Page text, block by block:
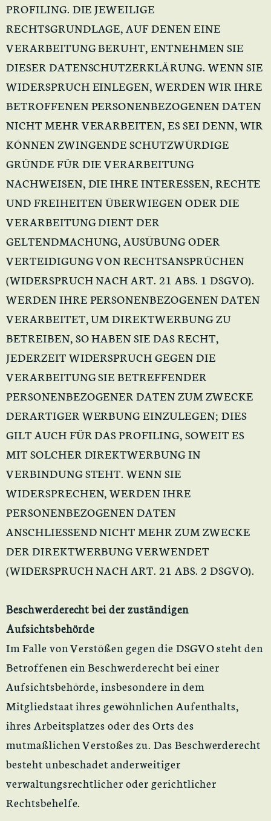
PROFILING. DIE JEWEILIGE
RECHTSGRUNDLAGE, AUF DENEN EINE
VERARBEITUNG BERUHT, ENTNEHMEN SIE
DIESER DATENSCHUTZERKLÄRUNG. WENN SIE
WIDERSPRUCH EINLEGEN, WERDEN WIR IHRE
BETROFFENEN PERSONENBEZOGENEN DATEN
NICHT MEHR VERARBEITEN, ES SEI DENN, WIR
KÖNNEN ZWINGENDE SCHUTZWÜRDIGE
GRÜNDE FÜR DIE VERARBEITUNG
NACHWEISEN, DIE IHRE INTERESSEN, RECHTE
UND FREIHEITEN ÜBERWIEGEN ODER DIE
VERARBEITUNG DIENT DER
GELTENDMACHUNG, AUSÜBUNG ODER
VERTEIDIGUNG VON RECHTSANSPRÜCHEN
(WIDERSPRUCH NACH ART. 21 ABS. 1 DSGVO).
WERDEN IHRE PERSONENBEZOGENEN DATEN
VERARBEITET, UM DIREKTWERBUNG ZU
BETREIBEN, SO HABEN SIE DAS RECHT,
JEDERZEIT WIDERSPRUCH GEGEN DIE
VERARBEITUNG SIE BETREFFENDER
PERSONENBEZOGENER DATEN ZUM ZWECKE
DERARTIGER WERBUNG EINZULEGEN; DIES
GILT AUCH FÜR DAS PROFILING, SOWEIT ES
MIT SOLCHER DIREKTWERBUNG IN
VERBINDUNG STEHT. WENN SIE
WIDERSPRECHEN, WERDEN IHRE
PERSONENBEZOGENEN DATEN
ANSCHLIESSEND NICHT MEHR ZUM ZWECKE
DER DIREKTWERBUNG VERWENDET
(WIDERSPRUCH NACH ART. 21 ABS. 2 DSGVO).
Beschwerderecht bei der zuständigen
Aufsichtsbehörde
Im Falle von Verstößen gegen die DSGVO steht den
Betroffenen ein Beschwerderecht bei einer
Aufsichtsbehörde, insbesondere in dem
Mitgliedstaat ihres gewöhnlichen Aufenthalts,
ihres Arbeitsplatzes oder des Orts des
mutmaßlichen Verstoßes zu. Das Beschwerderecht
besteht unbeschadet anderweitiger
verwaltungsrechtlicher oder gerichtlicher
Rechtsbehelfe.